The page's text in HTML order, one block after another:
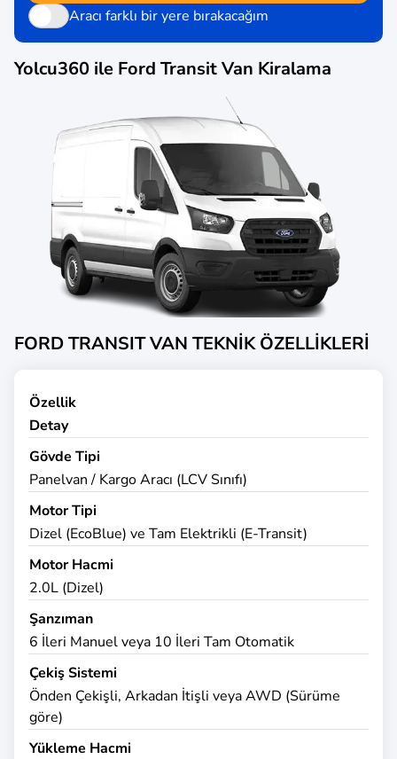
Aracı farklı bir yere bırakacağım
Yolcu360 ile Ford Transit Van Kiralama
FORD TRANSIT VAN TEKNİK ÖZELLİKLERİ
Özellik
Detay
Gövde Tipi
Panelvan / Kargo Aracı (LCV Sınıfı)
Motor Tipi
Dizel (EcoBlue) ve Tam Elektrikli (E-Transit)
Motor Hacmi
2.0L (Dizel)
Şanzıman
6 İleri Manuel veya 10 İleri Tam Otomatik
Çekiş Sistemi
Önden Çekişli, Arkadan İtişli veya AWD (Sürüme
göre)
Yükleme Hacmi